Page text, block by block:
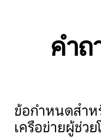
คำ
ข้อกำหนดสำห
เครือข่ายผู้ช่วย